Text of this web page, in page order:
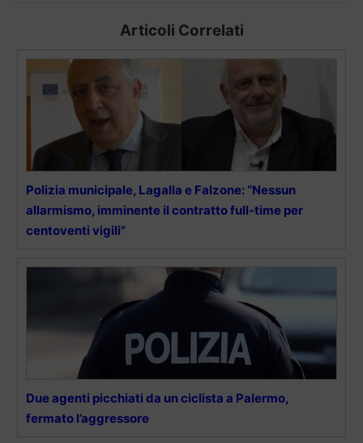
Articoli Correlati
Polizia municipale, Lagalla e Falzone: “Nessun
allarmismo, imminente il contratto full-time per
centoventi vigili”
Due agenti picchiati da un ciclista a Palermo,
fermato l’aggressore